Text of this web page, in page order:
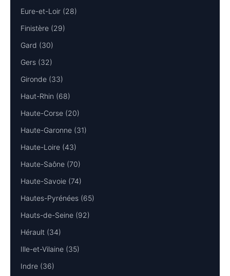
Eure-et-Loir (28)
Finistère (29)
Gard (30)
Gers (32)
Gironde (33)
Haut-Rhin (68)
Haute-Corse (20)
Haute-Garonne (31)
Haute-Loire (43)
Haute-Saône (70)
Haute-Savoie (74)
Hautes-Pyrénées (65)
Hauts-de-Seine (92)
Hérault (34)
Ille-et-Vilaine (35)
Indre (36)